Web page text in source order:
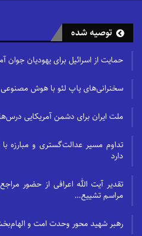
توصیه شده
حمایت از اسرائیل برای یهودیان جوان
سخنرانی‌های پاپ لئو با هوش
ملت ایران برای دشمن آمریکایی
تداوم مسیر عدالت‌گستری و مبارزه
دارد
تقدیر آیت الله اعرافی از حضور
مراسم تشییع…
رهبر شهید محور وحدت امت و